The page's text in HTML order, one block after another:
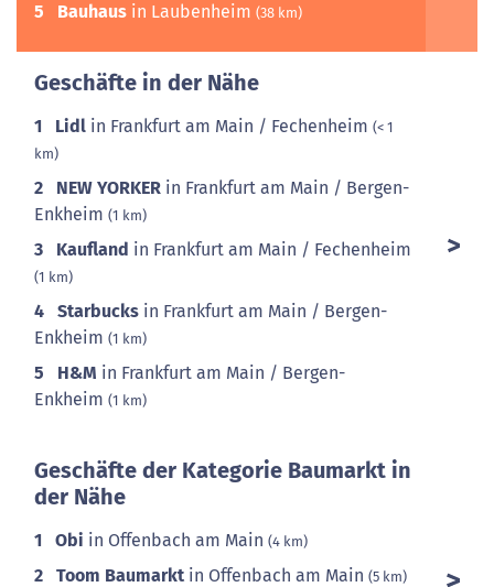
5 Bauhaus in Laubenheim (38 km)
Geschäfte in der Nähe
1 Lidl in Frankfurt am Main / Fechenheim (< 1
km)
2 NEW YORKER in Frankfurt am Main / Bergen-
Enkheim (1 km)
3 Kaufland in Frankfurt am Main / Fechenheim
(1 km)
4 Starbucks in Frankfurt am Main / Bergen-
Enkheim (1 km)
5 H&M in Frankfurt am Main / Bergen-
Enkheim (1 km)
Geschäfte der Kategorie Baumarkt in
der Nähe
1 Obi in Offenbach am Main (4 km)
2 Toom Baumarkt in Offenbach am Main (5 km)